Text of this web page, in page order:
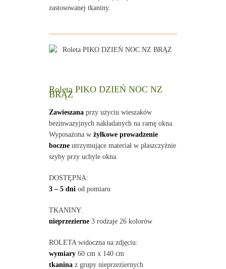
zastosowanej tkaniny.
Roleta PIKO DZIEŃ NOC NZ
BRĄZ
Zawieszanaprzy użyciu wieszaków
bezinwazyjnych nakładanych na ramę okna.
Wyposażona w żyłkowe prowadzenie
boczneutrzymujące materiał w płaszczyźnie
szyby przy uchyle okna.
DOSTĘPNA:
3 – 5 dni od pomiaru
TKANINY:
nieprzezierne3 rodzaje 26 kolorów
ROLETA widoczna na zdjęciu:
wymiary60 cm x 140 cm
tkaninaz grupy nieprzeziernych